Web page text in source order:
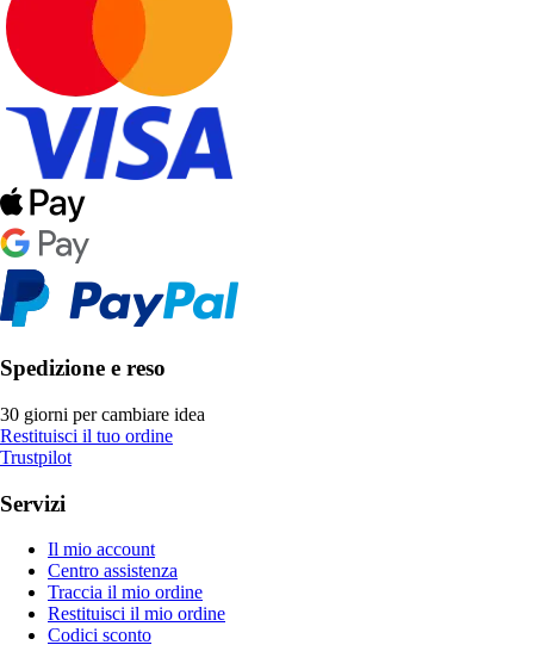
Spedizione e reso
30 giorni per cambiare idea
Restituisci il tuo ordine
Trustpilot
Servizi
Il mio account
Centro assistenza
Traccia il mio ordine
Restituisci il mio ordine
Codici sconto